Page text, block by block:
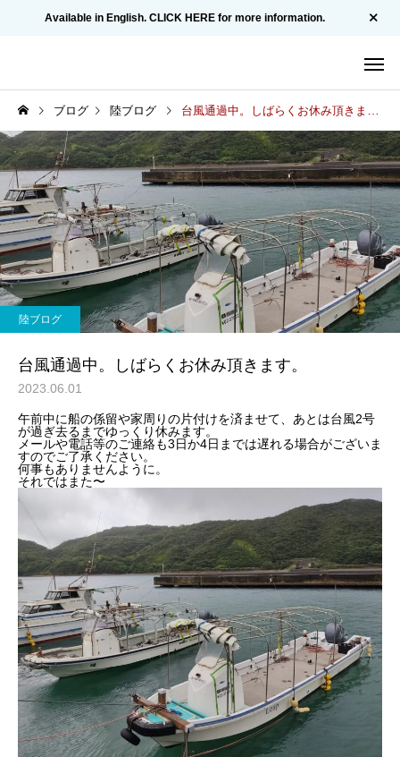
Available in English. CLICK HERE for more information.
ブログ 陸ブログ 台風通過中。しばらくお休み頂きます。
陸ブログ
台風通過中。しばらくお休み頂きます。
2023.06.01
午前中に船の係留や家周りの片付けを済ませて、あとは台風2号
が過ぎ去るまでゆっくり休みます。
メールや電話等のご連絡も3日か4日までは遅れる場合がございま
すのでご了承ください。
何事もありませんように。
それではまた〜